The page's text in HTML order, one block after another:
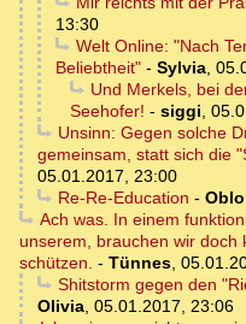
13:30
Welt Online: "Nach
Beliebtheit" - Sylvia
Und Merkels, bei
Seehofer! - siggi
Unsinn: Gegen solche
gemeinsam, statt sich die
05.01.2017, 23:00
Re-Re-Education -
Ach was. In einem
unserem, brauchen wir doch
schützen. - Tünnes
Shitstorm gegen den
Olivia 05.01.2017, 23:06